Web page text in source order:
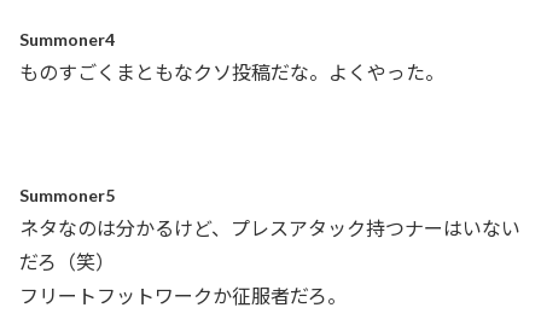
Summoner4
ものすごくまともなクソ投稿だな。よくやった。
Summoner5
ネタなのは分かるけど、プレスアタック持つナーはいない
だろ（笑）
フリートフットワークか征服者だろ。